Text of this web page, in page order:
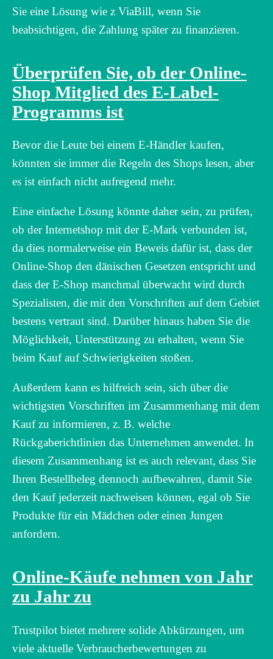
Sie eine Lösung wie z ViaBill, wenn Sie
beabsichtigen, die Zahlung später zu finanzieren.
Überprüfen Sie, ob der Online-
Shop Mitglied des E-Label-
Programms ist
Bevor die Leute bei einem E-Händler kaufen,
könnten sie immer die Regeln des Shops lesen, aber
es ist einfach nicht aufregend mehr.
Eine einfache Lösung könnte daher sein, zu prüfen,
ob der Internetshop mit der E-Mark verbunden ist,
da dies normalerweise ein Beweis dafür ist, dass der
Online-Shop den dänischen Gesetzen entspricht und
dass der E-Shop manchmal überwacht wird durch
Spezialisten, die mit den Vorschriften auf dem Gebiet
bestens vertraut sind. Darüber hinaus haben Sie die
Möglichkeit, Unterstützung zu erhalten, wenn Sie
beim Kauf auf Schwierigkeiten stoßen.
Außerdem kann es hilfreich sein, sich über die
wichtigsten Vorschriften im Zusammenhang mit dem
Kauf zu informieren, z. B. welche
Rückgaberichtlinien das Unternehmen anwendet. In
diesem Zusammenhang ist es auch relevant, dass Sie
Ihren Bestellbeleg dennoch aufbewahren, damit Sie
den Kauf jederzeit nachweisen können, egal ob Sie
Produkte für ein Mädchen oder einen Jungen
anfordern.
Online-Käufe nehmen von Jahr
zu Jahr zu
Trustpilot bietet mehrere solide Abkürzungen, um
viele aktuelle Verbraucherbewertungen zu